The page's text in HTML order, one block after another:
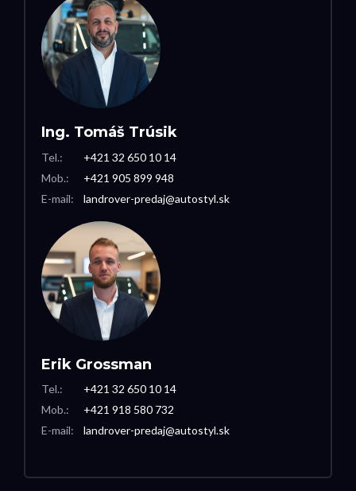
Ing. Tomáš Trúsik
Tel.:
Mob.:
E-mail:
+421 32 650 10 14
+421 905 899 948
landrover-predaj@autostyl.sk
Erik Grossman
Tel.:
Mob.:
E-mail:
+421 32 650 10 14
+421 918 580 732
landrover-predaj@autostyl.sk